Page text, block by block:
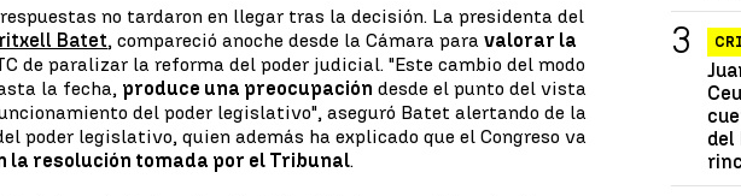
no tardaron en llegar tras la decisión. La presidenta del
Batet, compareció anoche desde la Cámara paravalorar la
de paralizar la reforma del poder judicial. "Este cambio del modo
la fecha, produce una preocupación desde el punto del vista
del poder legislativo", aseguró Batet alertando de la
poder legislativo, quien además ha explicado que el Congreso va
la resolución tomada por el Tribunal.
del